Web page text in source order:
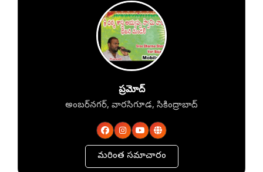
ప్రమోద్
అంబర్‌నగర్, వారసిగూడ, సికింద్రాబాద్
మరింత సమాచారం